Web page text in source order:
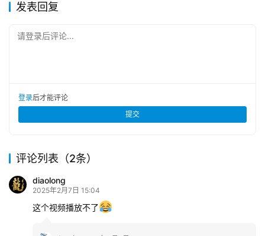
发表回复
请登录后评论...
登录后才能评论
提交
评论列表（2条）
diaolong
2025年2月7日 15:04
这个视频播放不了